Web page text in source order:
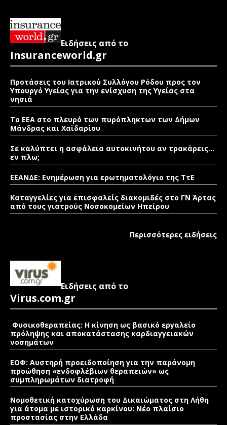
Ειδήσεις από το
Insuranceworld.gr
Προτάσεις του Ιατρικού Συλλόγου Ρόδου προς τον
Υπουργό Υγείας για την ενίσχυση της Υγείας στα
νησιά
Το ΕΕΑ στο πλευρό των πυρόπληκτων των Δήμων
Μάνδρας και Χαϊδαρίου
Σε καλύπτει η ασφάλεια αυτοκινήτου αν τρακάρεις…
εν πλω;
ΕΕΑΝΔΕ: Ενημέρωση για ερωτηματολόγιο της ΤτΕ
Καταγγελίες για επισφαλείς διακομιδές στο ΓΝ Άρτας
από τους γιατρούς Νοσοκομείων Ηπείρου
Περισσότερες ειδήσεις
Ειδήσεις από το
Virus.com.gr
Φυσικοθεραπείας: Η κίνηση ως βασικό εργαλείο
πρόληψης και αποκατάστασης καρδιαγγειακών
νοσημάτων
ΕΟΦ: Αυστηρή προειδοποίηση για την παράνομη
προώθηση «ενδοφλέβιων θεραπειών» ως
συμπληρωμάτων διατροφή
Νομοθετική κατοχύρωση του Δικαιώματος στη Λήθη
για άτομα με ιστορικό καρκίνου: Νέο πλαίσιο
προστασίας στην Ελλάδα